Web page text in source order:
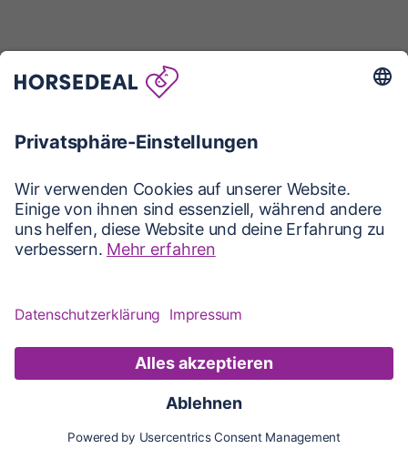
Karte Updates Konto
Karte